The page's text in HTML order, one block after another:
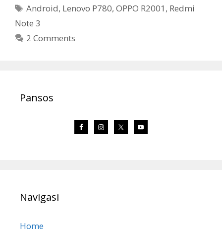
Tags
Android, Lenovo P780,OPPO R2001 , Redmi
Note 3
2 Comments
Pansos
Navigasi
Home